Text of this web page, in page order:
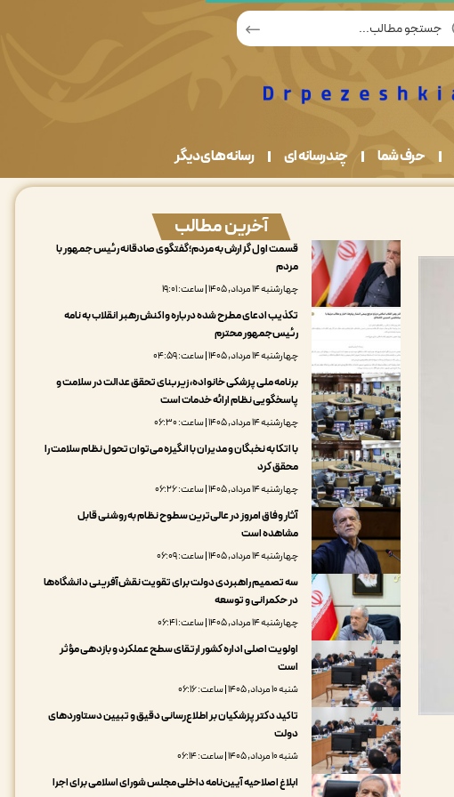
حرف شما چندرسانه ای رسانه های دیگر
آخرین مطالب
قسمت اول گزارش به مردم؛گفتگوی صادقانه رئیس جمهور با
مردم
چهارشنبه ۱۴ مرداد, ۱۴۰۵ | ساعت: ۱۹:۰۱
تکذیب ادعای مطرح شده درباره واکنش رهبر انقلاب به نامه
رئیس‌جمهور محترم
چهارشنبه ۱۴ مرداد, ۱۴۰۵ | ساعت: ۰۴:۵۹
برنامه ملی پزشکی خانواده، زیربنای تحقق عدالت در سلامت و
پاسخگویی نظام ارائه خدمات است
چهارشنبه ۱۴ مرداد, ۱۴۰۵ | ساعت: ۰۶:۳۰
با اتکا به نخبگان و مدیران با انگیزه می‌توان تحول نظام سلامت را
محقق کرد
چهارشنبه ۱۴ مرداد, ۱۴۰۵ | ساعت: ۰۶:۲۶
آثار وفاق امروز در عالی‌ترین سطوح نظام به روشنی قابل
مشاهده است
چهارشنبه ۱۴ مرداد, ۱۴۰۵ | ساعت: ۰۶:۰۹
سه تصمیم راهبردی دولت برای تقویت نقش‌آفرینی دانشگاه‌ها
در حکمرانی و توسعه
چهارشنبه ۱۴ مرداد, ۱۴۰۵ | ساعت: ۰۶:۴۱
اولویت اصلی اداره کشور ارتقای سطح عملکرد و بازدهی مؤثر
است
شنبه ۱۰ مرداد, ۱۴۰۵ | ساعت: ۰۶:۱۶
تاکید دکتر پزشکیان بر اطلاع‌رسانی دقیق و تبیین دستاوردهای
دولت
شنبه ۱۰ مرداد, ۱۴۰۵ | ساعت: ۰۶:۱۴
ابلاغ اصلاحیه آیین‌نامه داخلی مجلس شورای اسلامی برای اجرا